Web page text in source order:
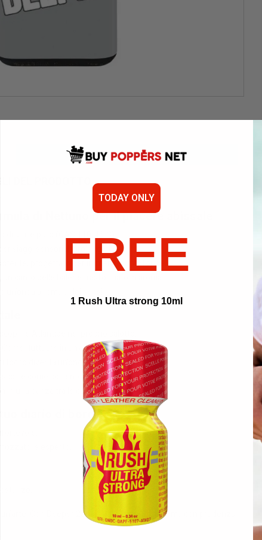
DEL PRODOTTO
di Nettuno per il piacere abissale
di amile puro (CAS 110-46-3)
viaggi sensoriali prolungati
progettato per immersioni profonde
canto delle balene trasformato in aroma
anomala dei sensi
Atlantide nel proprio salotto.
Come fluttuare in un’acqua calda tropicale.
tocco diventa un'onda di piacere.
scorre come corrente oceanica.
in una danza tra le correnti.
diario di bordo
esperto.
Con Deeper 25ml, immergiti a fondo… ma con prudenza!
TODAY ONLY
FREE
1 Rush Ultra strong 10ml